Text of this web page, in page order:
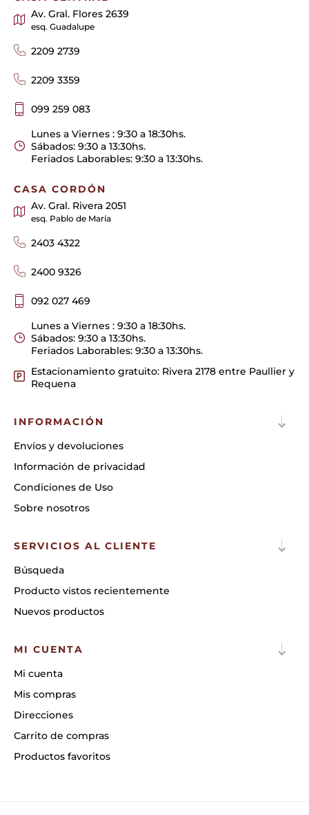
Av. Gral. Flores 2639
esq. Guadalupe
2209 2739
2209 3359
099 259 083
Lunes a Viernes : 9:30 a 18:30hs.
Sábados: 9:30 a 13:30hs.
Feriados Laborables: 9:30 a 13:30hs.
CASA CORDÓN
Av. Gral. Rivera 2051
esq. Pablo de María
2403 4322
2400 9326
092 027 469
Lunes a Viernes : 9:30 a 18:30hs.
Sábados: 9:30 a 13:30hs.
Feriados Laborables: 9:30 a 13:30hs.
Estacionamiento gratuito: Rivera 2178 entre Paullier y
Requena
INFORMACIÓN
Envíos y devoluciones
Información de privacidad
Condiciones de Uso
Sobre nosotros
SERVICIOS AL CLIENTE
Búsqueda
Producto vistos recientemente
Nuevos productos
MI CUENTA
Mi cuenta
Mis compras
Direcciones
Carrito de compras
Productos favoritos